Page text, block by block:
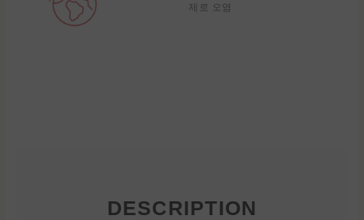
제로 오염
DESCRIPTION